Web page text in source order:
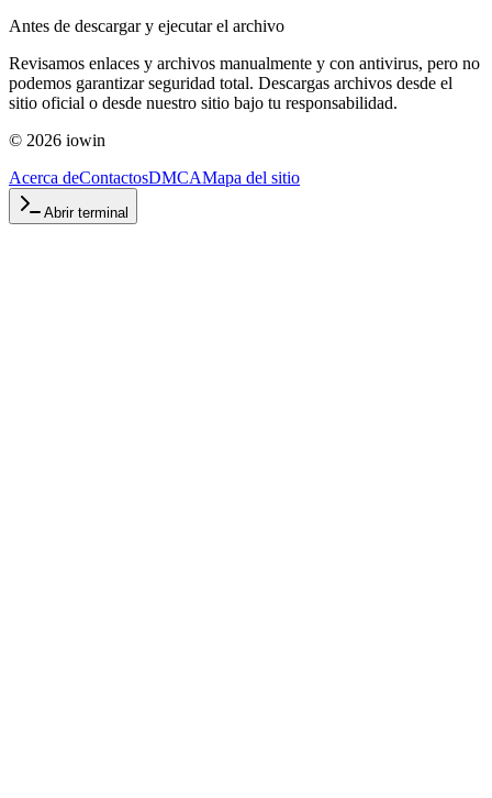
Antes de descargar y ejecutar el archivo
Revisamos enlaces y archivos manualmente y con antivirus, pero no
podemos garantizar seguridad total. Descargas archivos desde el
sitio oficial o desde nuestro sitio bajo tu responsabilidad.
© 2026 iowin
Acerca deContactosDMCAMapa del sitio
Abrir terminal